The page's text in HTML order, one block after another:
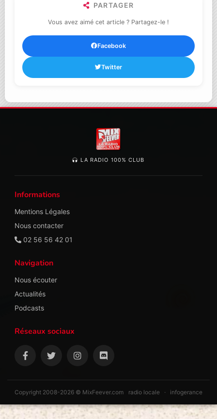
PARTAGER
Vous avez aimé cet article ? Partagez-le !
Facebook
Twitter
LA RADIO 100% CLUB
Informations
Mentions Légales
Nous contacter
02 56 56 42 01
Navigation
Nous écouter
Actualités
Podcasts
Réseaux sociaux
Copyright 2008-2026 © MixFeever.com radio locale · infogerance